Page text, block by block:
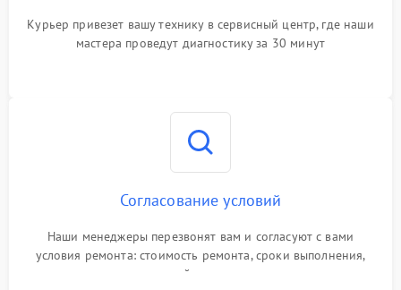
Курьер привезет вашу технику в сервисный центр, где наши
мастера проведут диагностику за 30 минут
Согласование условий
Наши менеджеры перезвонят вам и согласуют с вами
условия ремонта: стоимость ремонта, сроки выполнения,
гарантийные условия